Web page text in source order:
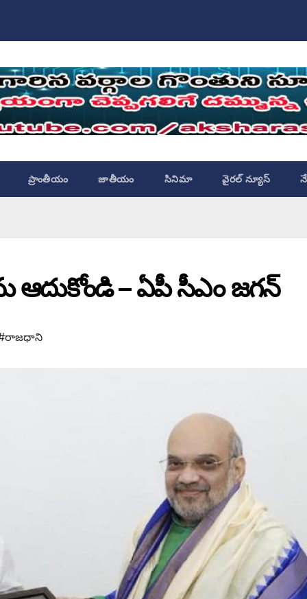
ప్రాంతీయం జాతీయం సినిమా వైరల్ న్యూస్
ఆదుకోండి – ఏపీ సీఎం జగన్